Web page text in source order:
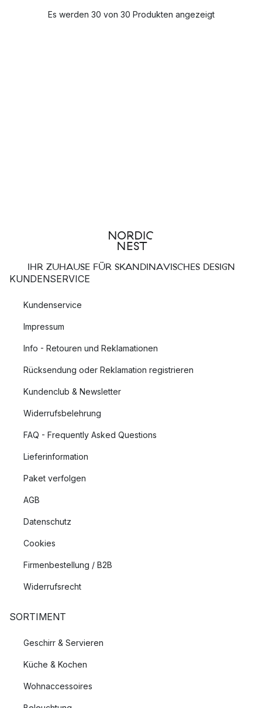
Es werden 30 von 30 Produkten angezeigt
IHR ZUHAUSE FÜR SKANDINAVISCHES DESIGN
KUNDENSERVICE
Kundenservice
Impressum
Info - Retouren und Reklamationen
Rücksendung oder Reklamation registrieren
Kundenclub & Newsletter
Widerrufsbelehrung
FAQ - Frequently Asked Questions
Lieferinformation
Paket verfolgen
AGB
Datenschutz
Cookies
Firmenbestellung / B2B
Widerrufsrecht
SORTIMENT
Geschirr & Servieren
Küche & Kochen
Wohnaccessoires